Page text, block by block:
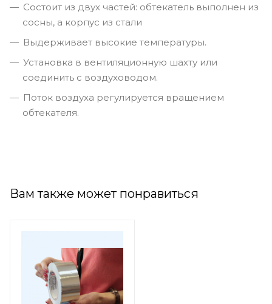
Состоит из двух частей: обтекатель выполнен из
сосны, а корпус из стали
Выдерживает высокие температуры.
Установка в вентиляционную шахту или
соединить с воздуховодом.
Поток воздуха регулируется вращением
обтекателя.
Вам также может понравиться